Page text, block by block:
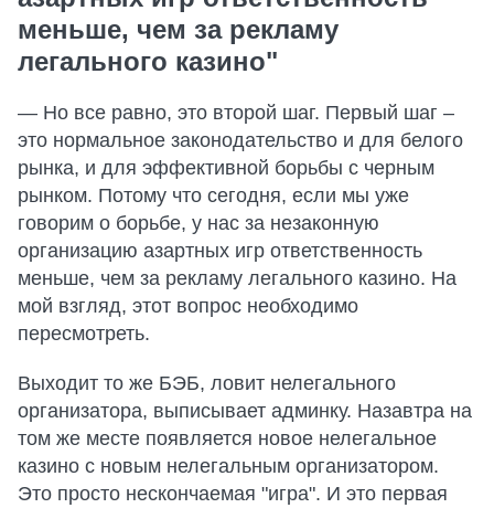
меньше, чем за рекламу
легального казино"
— Но все равно, это второй шаг. Первый шаг –
это нормальное законодательство и для белого
рынка, и для эффективной борьбы с черным
рынком. Потому что сегодня, если мы уже
говорим о борьбе, у нас за незаконную
организацию азартных игр ответственность
меньше, чем за рекламу легального казино. На
мой взгляд, этот вопрос необходимо
пересмотреть.
Выходит то же БЭБ, ловит нелегального
организатора, выписывает админку. Назавтра на
том же месте появляется новое нелегальное
казино с новым нелегальным организатором.
Это просто нескончаемая "игра". И это первая